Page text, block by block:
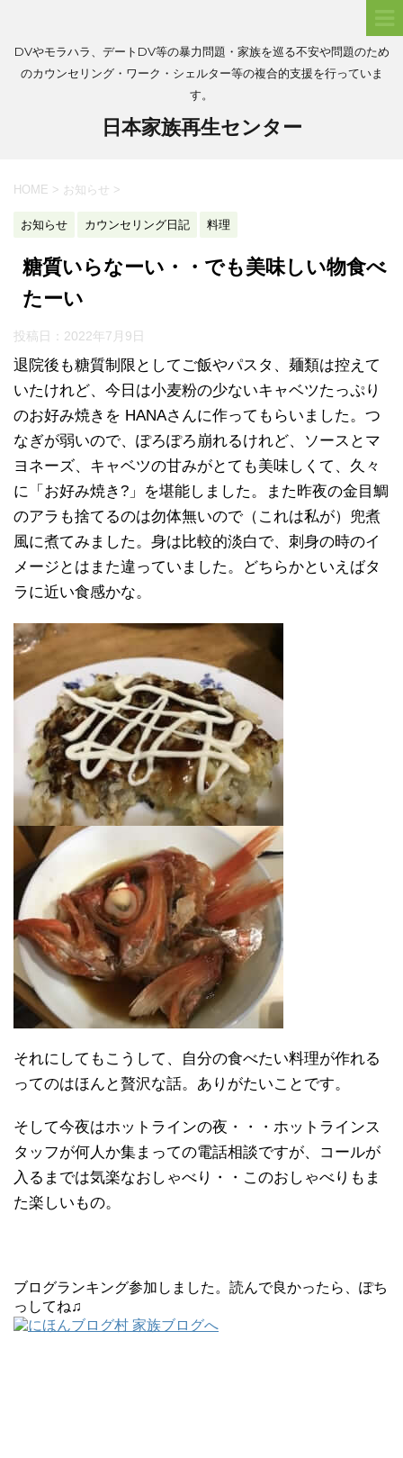
DVやモラハラ、デートDV等の暴力問題・家族を巡る不安や問題のため
のカウンセリング・ワーク・シェルター等の複合的支援を行っていま
す。
日本家族再生センター
HOME > お知らせ >
お知らせ カウンセリング日記 料理
糖質いらなーい・・でも美味しい物食べ
たーい
投稿日： 2022年7月9日
退院後も糖質制限としてご飯やパスタ、麺類は控えて
いたけれど、今日は小麦粉の少ないキャベツたっぷり
のお好み焼きを HANAさんに作ってもらいました。つ
なぎが弱いので、ぽろぽろ崩れるけれど、ソースとマ
ヨネーズ、キャベツの甘みがとても美味しくて、久々
に「お好み焼き?」を堪能しました。また昨夜の金目鯛
のアラも捨てるのは勿体無いので（これは私が）兜煮
風に煮てみました。身は比較的淡白で、刺身の時のイ
メージとはまた違っていました。どちらかといえばタ
ラに近い食感かな。
それにしてもこうして、自分の食べたい料理が作れる
ってのはほんと贅沢な話。ありがたいことです。
そして今夜はホットラインの夜・・・ホットラインス
タッフが何人か集まっての電話相談ですが、コールが
入るまでは気楽なおしゃべり・・このおしゃべりもま
た楽しいもの。
ブログランキング参加しました。読んで良かったら、ぽち
っしてね♫